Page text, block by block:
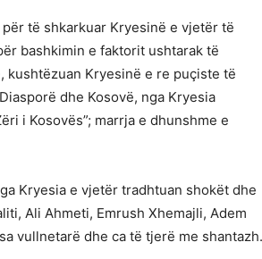
të shkarkuar Kryesinë e vjetër të
bashkimin e faktorit ushtarak të
Kryesinë e re puçiste të
dhe Kosovë, nga Kryesia
i Kosovës”; marrja e dhunshme e
Kryesia e vjetër tradhtuan shokët dhe
Ali Ahmeti, Emrush Xhemajli, Adem
vullnetarë dhe ca të tjerë me shantazh.